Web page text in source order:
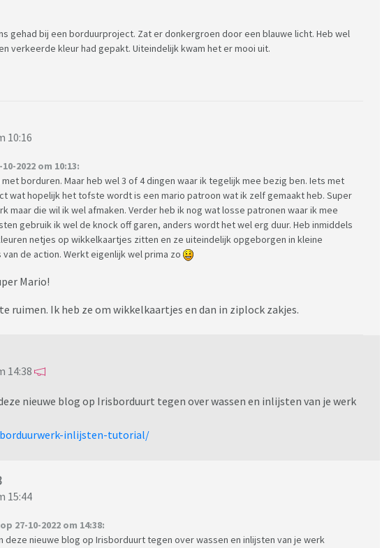
gehad bij een borduurproject. Zat er donkergroen door een blauwe licht. Heb wel
verkeerde kleur had gepakt. Uiteindelijk kwam het er mooi uit.
10:16
2022 om 10:13:
borduren. Maar heb wel 3 of 4 dingen waar ik tegelijk mee bezig ben. Iets met
wat hopelijk het tofste wordt is een mario patroon wat ik zelf gemaakt heb. Super
maar die wil ik wel afmaken. Verder heb ik nog wat losse patronen waar ik mee
gebruik ik wel de knock off garen, anders wordt het wel erg duur. Heb inmiddels
netjes op wikkelkaartjes zitten en ze uiteindelijk opgeborgen in kleine
de action. Werkt eigenlijk wel prima zo
Mario!
ruimen. Ik heb ze om wikkelkaartjes en dan in ziplock zakjes.
14:38
nieuwe blog op Irisborduurt tegen over wassen en inlijsten van je werk
inlijsten-tutorial/
15:44
27-10-2022 om 14:38:
deze nieuwe blog op Irisborduurt tegen over wassen en inlijsten van je werk